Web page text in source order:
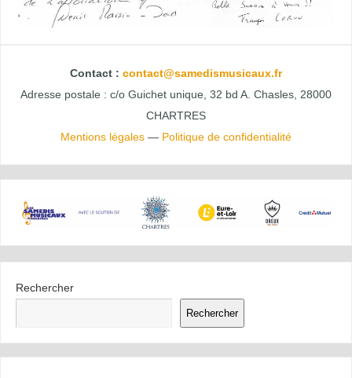
Contact : contact@samedismusicaux.fr
Adresse postale : c/o Guichet unique, 32 bd A. Chasles, 28000
CHARTRES
Mentions légales — Politique de confidentialité
Rechercher
Rechercher